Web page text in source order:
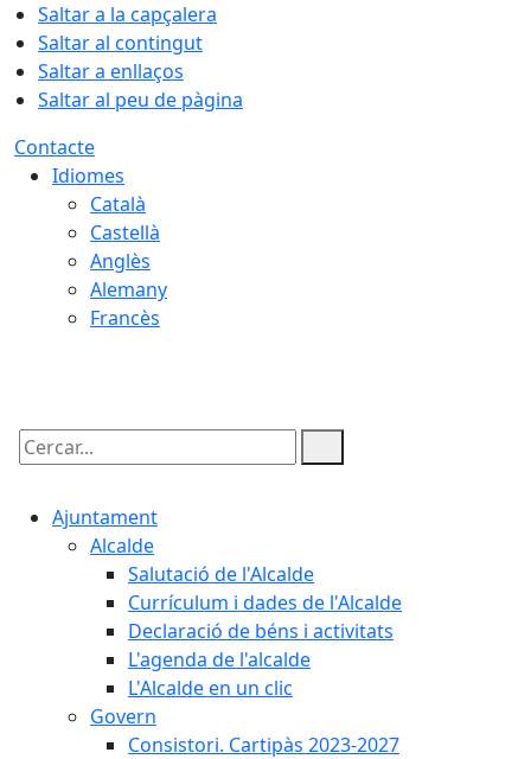
Saltar a la capçalera
Saltar al contingut
Saltar a enllaços
Saltar al peu de pàgina
Contacte
Idiomes
Català
Castellà
Anglès
Alemany
Francès
Cercar:
Ajuntament
Alcalde
Salutació de l'Alcalde
Currículum i dades de l'Alcalde
Declaració de béns i activitats
L'agenda de l'alcalde
L'Alcalde en un clic
Govern
Consistori. Cartipàs 2023-2027